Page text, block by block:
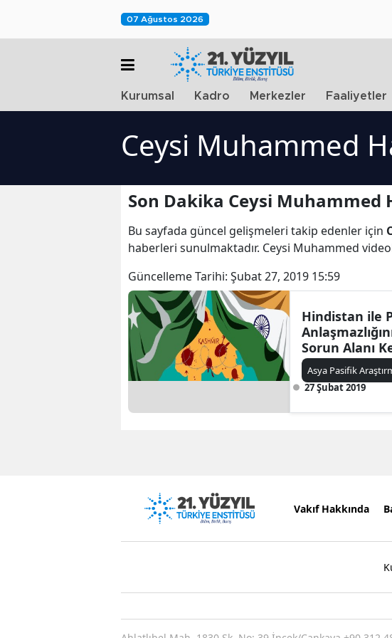
07 Ağustos 2026
Kurumsal Kadro Merkezler Faaliyetler
Ceysi Muhammed
Son Dakika Ceysi Muhammed
Bu sayfada güncel gelişmeleri takip edenler için
haberleri sunulmaktadır. Ceysi Muhammed
Güncelleme Tarihi: Şubat 27, 2019 15:59
Hindistan ile
Sorun Alanı
Asya Pasifik
27 Şubat 2019
Vakıf Hakkında